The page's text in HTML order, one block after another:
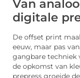
Van
digitale
De offset print
eeuw, maar pas
gangbare techniek
de opkomst van
prepress groeide